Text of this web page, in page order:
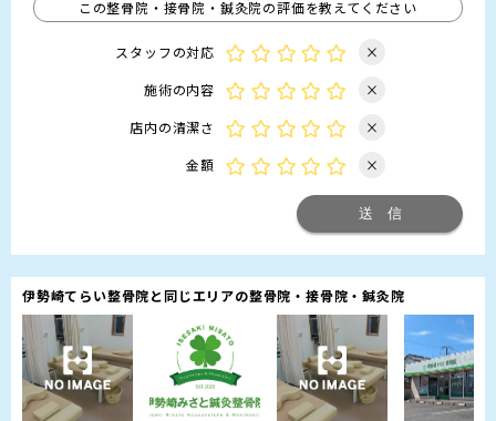
この整骨院・接骨院・鍼灸院の評価を教えてください
スタッフの対応
×
施術の内容
×
店内の清潔さ
×
金額
×
伊勢崎てらい整骨院と同じエリアの整骨院・接骨院・鍼灸院